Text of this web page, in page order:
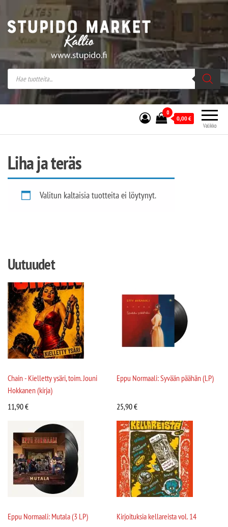
Stupido Market – verkossa ja kivijalassa
Stupido Market on vaihtoehtomusaan
erikoistunut verkko- sekä
kivijalkakauppa Helsingissä Kallion
sydämessä.
Valikko
0
0,00€
Liha ja teräs
Valitun kaltaisia tuotteita ei löytynyt.
Uutuudet
Chain - Kielletty ysäri, toim. Jouni
Hokkanen (kirja)
11,90€
Eppu Normaali: Syvään päähän (LP)
25,90€
Eppu Normaali: Mutala (3 LP)
Kirjoituksia kellareista vol. 14